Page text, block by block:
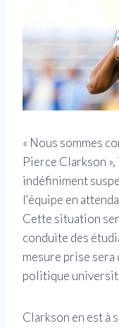
« Nous sommes
Pierce Clarkson
indéfiniment
l'équipe en
Cette situation
conduite des
mesure prise sera
politique
Clarkson en est à